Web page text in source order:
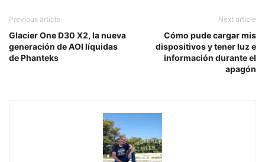
Previous article
Glacier One D30 X2, la nueva
generación de AOI líquidas
de Phanteks
Next article
Cómo pude cargar mis
dispositivos y tener luz e
información durante el
apagón